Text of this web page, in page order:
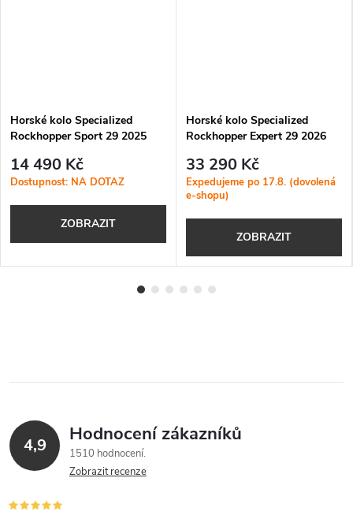
Horské kolo Specialized
Rockhopper Sport 29 2025
14 490 Kč
Dostupnost: NA DOTAZ
ZOBRAZIT
Horské kolo Specialized
Rockhopper Expert 29 2026
33 290 Kč
Expedujeme po 17.8. (dovolená
e-shopu)
ZOBRAZIT
4,9 Hodnocení zákazníků
1510 hodnocení
Zobrazit recenze